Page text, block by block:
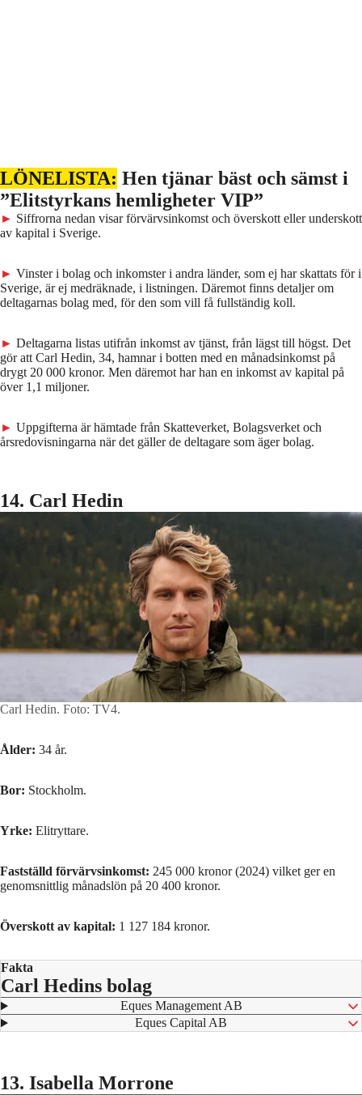
LÖNELISTA: Hen tjänar bäst och sämst i
”Elitstyrkans hemligheter VIP”
► Siffrorna nedan visar förvärvsinkomst och överskott eller underskott
av kapital i Sverige.
► Vinster i bolag och inkomster i andra länder, som ej har skattats för i
Sverige, är ej medräknade, i listningen. Däremot finns detaljer om
deltagarnas bolag med, för den som vill få fullständig koll.
► Deltagarna listas utifrån inkomst av tjänst, från lägst till högst. Det
gör att Carl Hedin, 34, hamnar i botten med en månadsinkomst på
drygt 20 000 kronor. Men däremot har han en inkomst av kapital på
över 1,1 miljoner.
► Uppgifterna är hämtade från Skatteverket, Bolagsverket och
årsredovisningarna när det gäller de deltagare som äger bolag.
14. Carl Hedin
Carl Hedin. Foto: TV4.
Ålder: 34 år.
Bor: Stockholm.
Yrke: Elitryttare.
Fastställd förvärvsinkomst: 245 000 kronor (2024) vilket ger en
genomsnittlig månadslön på 20 400 kronor.
Överskott av kapital: 1 127 184 kronor.
Fakta
Carl Hedins bolag
⁠ Eques Management AB
⁠ Eques Capital AB
13. Isabella Morrone